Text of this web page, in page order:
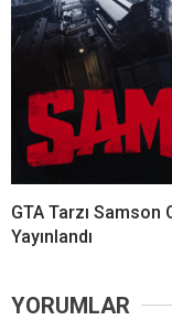
GTA Tarzı Samson
Yayınlandı
YORUMLAR